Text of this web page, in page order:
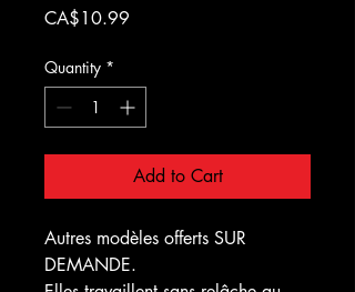
CA$10.99
Quantity *
Add to Cart
Autres modèles offerts SUR
DEMANDE.